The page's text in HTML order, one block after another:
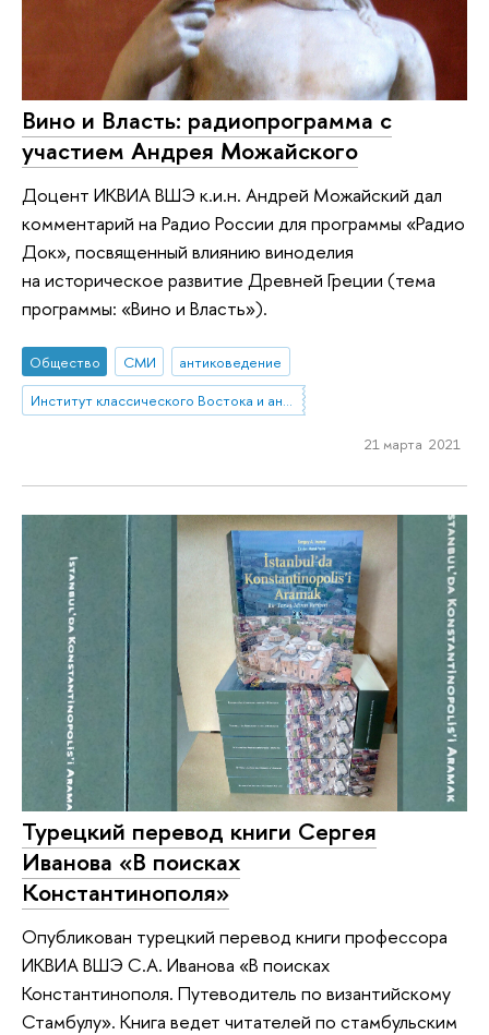
Вино и Власть: радиопрограмма с
участием Андрея Можайского
Доцент ИКВИА ВШЭ к.и.н. Андрей Можайский дал
комментарий на Радио России для программы «Радио
Док», посвященный влиянию виноделия
на историческое развитие Древней Греции (тема
программы: «Вино и Власть»).
Общество СМИ
антиковедение
Институт классического Востока и античности
21 марта 2021
Турецкий перевод книги Сергея
Иванова «В поисках
Константинополя»
Опубликован турецкий перевод книги профессора
ИКВИА ВШЭ С.А. Иванова «В поисках
Константинополя. Путеводитель по византийскому
Стамбулу». Книга ведет читателей по стамбульским